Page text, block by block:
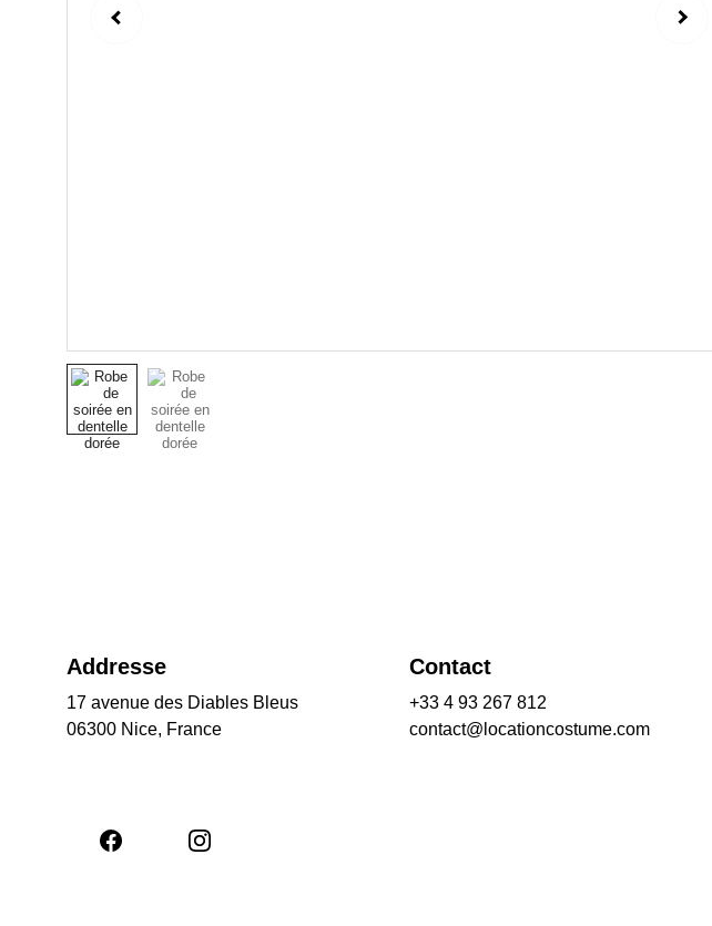
Addresse
17 avenue des Diables Bleus
06300 Nice, France
Contact
+33 4 93 267 812
contact@locationcostume.com